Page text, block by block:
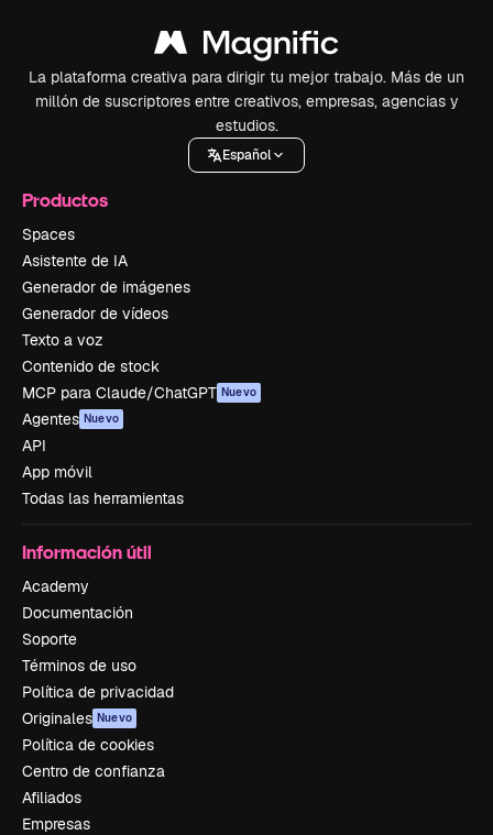
La plataforma creativa para dirigir tu mejor trabajo. Más de un
millón de suscriptores entre creativos, empresas, agencias y
estudios.
Español
Productos
Spaces
Asistente de IA
Generador de imágenes
Generador de vídeos
Texto a voz
Contenido de stock
MCP para Claude/ChatGPT Nuevo
Agentes Nuevo
API
App móvil
Todas las herramientas
Información útil
Academy
Documentación
Soporte
Términos de uso
Política de privacidad
Originales Nuevo
Política de cookies
Centro de confianza
Afiliados
Empresas